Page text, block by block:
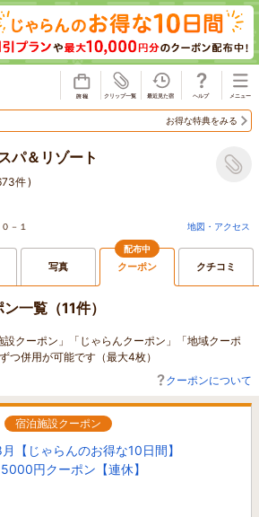
お得な特典をみる
パ＆リゾート
件)
－１
地図・アクセス
写真
配布中
クーポン クチコミ
一覧（11件）
クーポン」「じゃらんクーポン」「地域クーポ
つ併用が可能です（最大4枚）
クーポンについて
宿泊施設クーポン
【じゃらんのお得な10日間】
円クーポン【連休】